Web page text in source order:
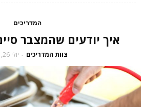
המדריכים
איך יודעים שהמצבר
צוות המדריכים - יולי 26, 2020